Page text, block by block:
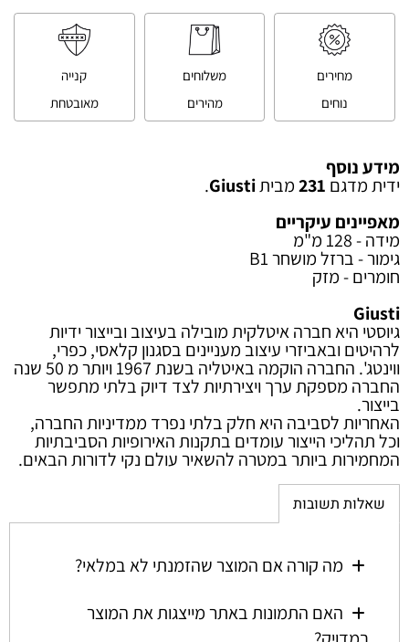
מחירים
נוחים
משלוחים
מהירים
קנייה
מאובטחת
מידע נוסף
ידית מדגם מביתGiusti
.
מאפיינים עיקריים
מידה - 128 מ"מ
גימור - ברזל מושחר B1
חומרים - מזק
Giusti
גיוסטי היא חברה איטלקית מובילה בעיצוב ובייצור ידיות
לרהיטים ובאביזרי עיצוב מעניינים בסגנון קלאסי, כפרי,
ווינטג'. החברה הוקמה באיטליה בשנת 1967 ויותר מ 50 שנה
החברה מספקת ערך ויצירתיות לצד דיוק בלתי מתפשר
בייצור.
האחריות לסביבה היא חלק בלתי נפרד ממדיניות החברה,
וכל תהליכי הייצור עומדים בתקנות האירופיות הסביבתיות
המחמירות ביותר במטרה להשאיר עולם נקי לדורות הבאים.
שאלות תשובות
מה קורה אם המוצר שהזמנתי לא במלאי?
האם התמונות באתר מייצגות את המוצר